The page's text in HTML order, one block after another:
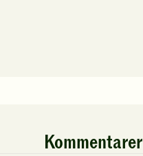
Kommentarer